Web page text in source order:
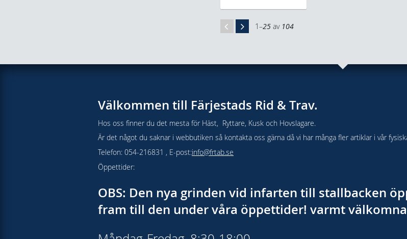
1–25 av 104
Välkommen till Färjestads Rid & Trav.
Hos oss finner du det mesta för Häst, Ryttare, Kusk och Hovslagare.
Är det något du saknar i webbutiken så kontakta oss gärna då vi har många fler artiklar i vår
Telefon: 054-216831 , E-post:info@frtab.se
Öppettider:
OBS: Den nya grinden vid infarten till stallbacken
fram till den under våra öppettider! varmt